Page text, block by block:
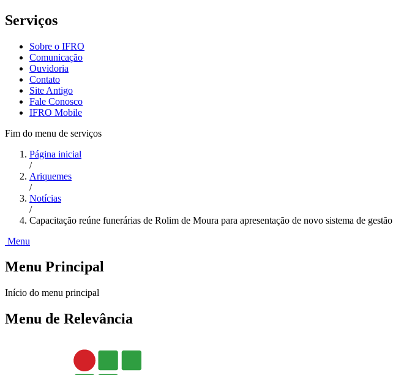
Serviços
Sobre o IFRO
Comunicação
Ouvidoria
Contato
Site Antigo
Fale Conosco
IFRO Mobile
Fim do menu de serviços
Página inicial
/
Ariquemes
/
Notícias
/
Capacitação reúne funerárias de Rolim de Moura para apresentação de novo sistema de gestão
Menu
Menu Principal
Início do menu principal
Menu de Relevância